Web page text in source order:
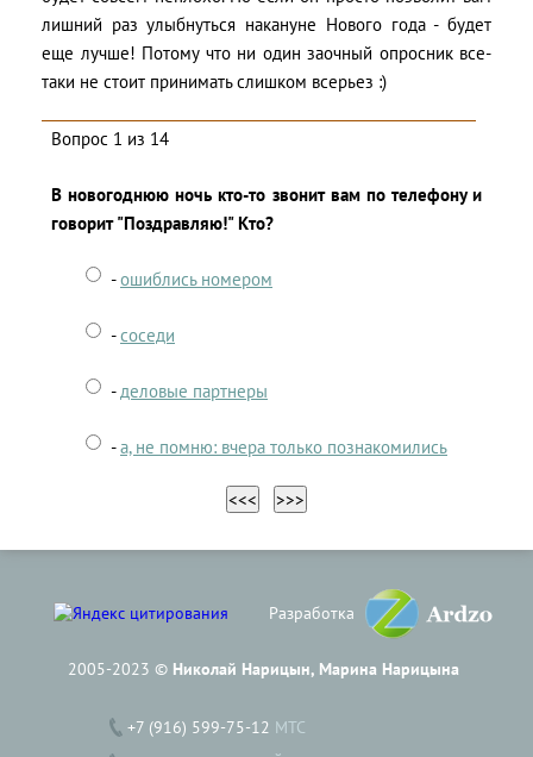
лишний раз улыбнуться накануне Нового года - будет
еще лучше! Потому что ни один заочный опросник все-
таки не стоит принимать слишком всерьез :)
Вопрос 1 из 14
В новогоднюю ночь кто-то звонит вам по телефону и
говорит "Поздравляю!" Кто?
-ошиблись номером
-соседи
- деловые партнеры
-а, не помню: вчера только познакомились
Разработка
2005-2023 © Николай Нарицын, Марина Нарицына
+7 (916) 599-75-12 МТС